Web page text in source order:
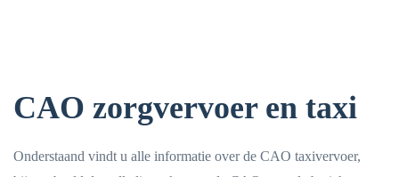
CAO zorgvervoer en taxi
Onderstaand vindt u alle informatie over de CAO taxivervoer,